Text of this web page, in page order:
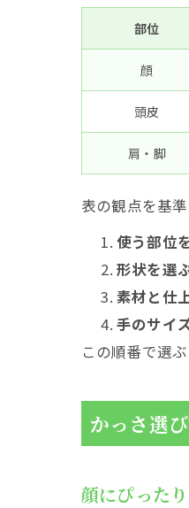
部位
顔
頭皮
肩・脚
表の観点を基
使う部位
形状を選
素材と仕
手のサイ
この順番で選
かっさ選
顔にぴった